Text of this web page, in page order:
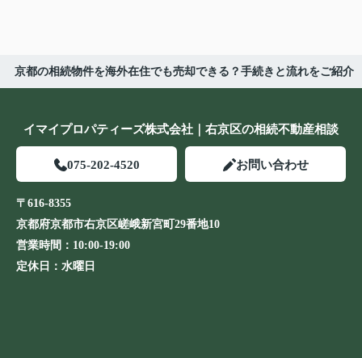
京都の相続物件を海外在住でも売却できる？手続きと流れをご紹介
イマイプロパティーズ株式会社｜右京区の相続不動産相談
075-202-4520 お問い合わせ
〒616-8355
京都府京都市右京区嵯峨新宮町29番地10
営業時間： 10:00-19:00
定休日： 水曜日